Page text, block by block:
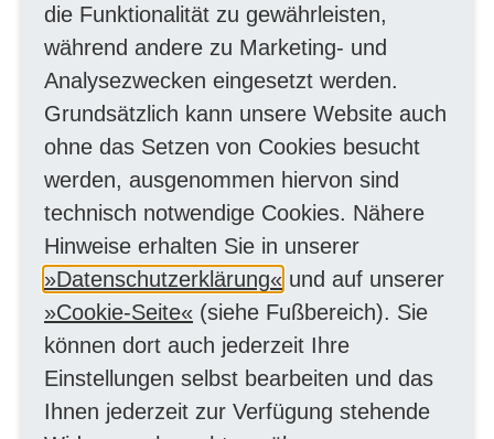
Zurzeit sind folgende Stellen zu besetzen:
10 km
Aktualisieren
Erweiterte Suche
die Funktionalität zu gewährleisten,
während andere zu Marketing- und
Analysezwecken eingesetzt werden.
Grundsätzlich kann unsere Website auch
ohne das Setzen von Cookies besucht
werden, ausgenommen hiervon sind
technisch notwendige Cookies. Nähere
Hinweise erhalten Sie in unserer
Datenschutzerklärung
und auf unserer
Cookie-Seite
(siehe Fußbereich). Sie
können dort auch jederzeit Ihre
Einstellungen selbst bearbeiten und das
Ihnen jederzeit zur Verfügung stehende